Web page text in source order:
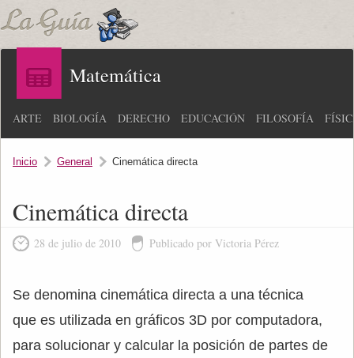
Matemática
ARTE BIOLOGÍA DERECHO EDUCACIÓN FILOSOFÍA
Inicio General Cinemática directa
Cinemática directa
28 de julio de 2010 Publicado por Victoria Pérez
Se denomina cinemática directa a una técnica
que es utilizada en gráficos 3D por computadora,
para solucionar y calcular la posición de partes de